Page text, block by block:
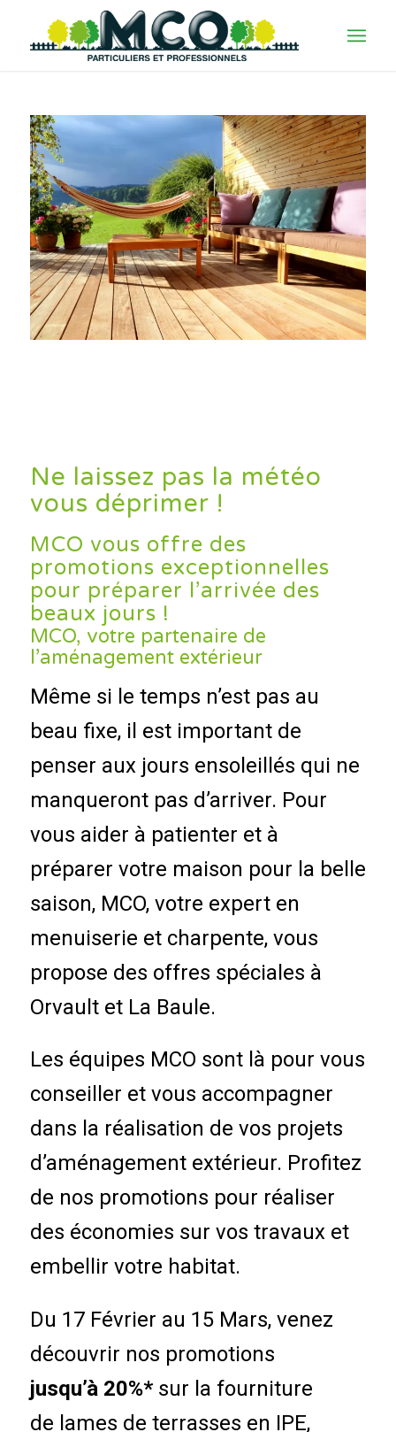
Ne laissez pas la météo
vous déprimer !
MCO vous offre des
promotions exceptionnelles
pour préparer l’arrivée des
beaux jours !
MCO, votre partenaire de
l’aménagement extérieur
Même si le temps n’est pas au
beau fixe, il est important de
penser aux jours ensoleillés qui ne
manqueront pas d’arriver. Pour
vous aider à patienter et à
préparer votre maison pour la belle
saison, MCO, votre expert en
menuiserie et charpente, vous
propose des offres spéciales à
Orvault et La Baule.
Les équipes MCO sont là pour vous
conseiller et vous accompagner
dans la réalisation de vos projets
d’aménagement extérieur. Profitez
de nos promotions pour réaliser
des économies sur vos travaux et
embellir votre habitat.
Du 17 Février au 15 Mars, venez
découvrir nos promotions
jusqu’à 20%*sur la fourniture
de lames de terrasses en IPE,